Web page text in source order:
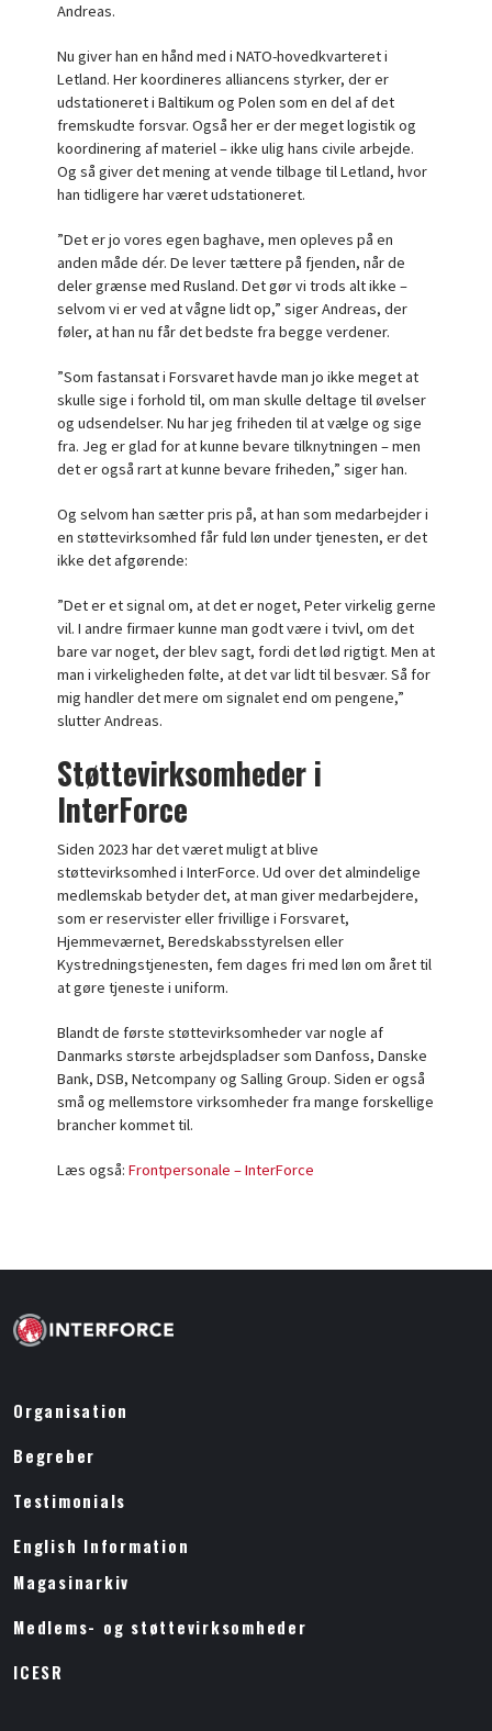
Andreas.
Nu giver han en hånd med i NATO-hovedkvarteret i
Letland. Her koordineres alliancens styrker, der er
udstationeret i Baltikum og Polen som en del af det
fremskudte forsvar. Også her er der meget logistik og
koordinering af materiel – ikke ulig hans civile arbejde.
Og så giver det mening at vende tilbage til Letland, hvor
han tidligere har været udstationeret.
”Det er jo vores egen baghave, men opleves på en
anden måde dér. De lever tættere på fjenden, når de
deler grænse med Rusland. Det gør vi trods alt ikke –
selvom vi er ved at vågne lidt op,” siger Andreas, der
føler, at han nu får det bedste fra begge verdener.
”Som fastansat i Forsvaret havde man jo ikke meget at
skulle sige i forhold til, om man skulle deltage til øvelser
og udsendelser. Nu har jeg friheden til at vælge og sige
fra. Jeg er glad for at kunne bevare tilknytningen – men
det er også rart at kunne bevare friheden,” siger han.
Og selvom han sætter pris på, at han som medarbejder i
en støttevirksomhed får fuld løn under tjenesten, er det
ikke det afgørende:
”Det er et signal om, at det er noget, Peter virkelig gerne
vil. I andre firmaer kunne man godt være i tvivl, om det
bare var noget, der blev sagt, fordi det lød rigtigt. Men at
man i virkeligheden følte, at det var lidt til besvær. Så for
mig handler det mere om signalet end om pengene,”
slutter Andreas.
Støttevirksomheder i
InterForce
Siden 2023 har det været muligt at blive
støttevirksomhed i InterForce. Ud over det almindelige
medlemskab betyder det, at man giver medarbejdere,
som er reservister eller frivillige i Forsvaret,
Hjemmeværnet, Beredskabsstyrelsen eller
Kystredningstjenesten, fem dages fri med løn om året til
at gøre tjeneste i uniform.
Blandt de første støttevirksomheder var nogle af
Danmarks største arbejdspladser som Danfoss, Danske
Bank, DSB, Netcompany og Salling Group. Siden er også
små og mellemstore virksomheder fra mange forskellige
brancher kommet til.
Læs også: Frontpersonale – InterForce
Organisation
Begreber
Testimonials
English Information
Magasinarkiv
Medlems- og støttevirksomheder
ICESR